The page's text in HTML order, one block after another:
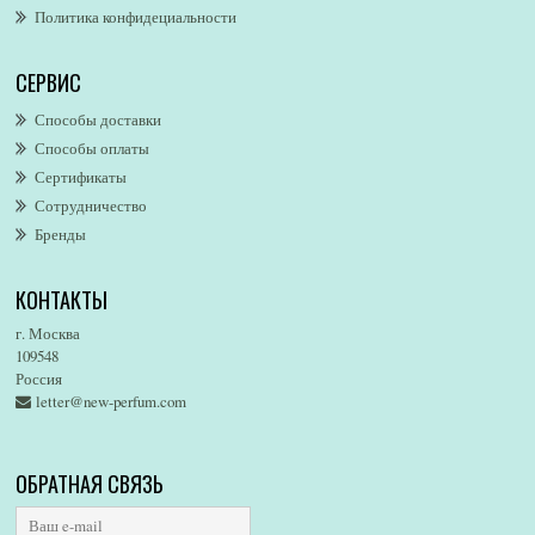
Alfred Sung
AllSaints
Alsayad
Altaia
Alvarez Gomez
Alviero Martini
Alyson Oldoini
American Eagle
Amore Segreto
Amorino
Amouage
Amzan
Anat Fritz
Политика конфидециальности
СЕРВИС
Способы доставки
Способы оплаты
Сертификаты
Сотрудничество
Бренды
КОНТАКТЫ
г. Москва
109548
Россия
letter@new-perfum.com
ОБРАТНАЯ СВЯЗЬ